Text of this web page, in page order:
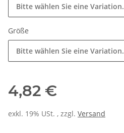
Bitte wählen Sie eine Variation.
Größe
Bitte wählen Sie eine Variation.
4,82 €
exkl. 19% USt. , zzgl. Versand